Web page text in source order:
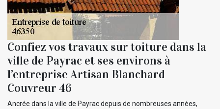
Confiez vos travaux sur toiture dans la
ville de Payrac et ses environs à
l’entreprise Artisan Blanchard
Couvreur 46
Ancrée dans la ville de Payrac depuis de nombreuses années,